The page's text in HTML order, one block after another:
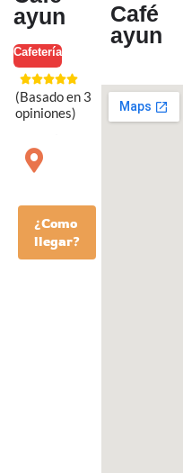
ayun
Cafetería
(Basado en 3
opiniones)
¿Como
llegar?
Café
ayun